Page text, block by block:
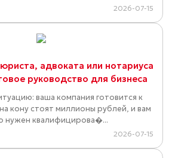
2026-07-15
адвоката или нотариуса
руководство для бизнеса
ваша компания готовится к
кону стоят миллионы рублей, и вам
нужен квалифицирова�...
2026-07-15